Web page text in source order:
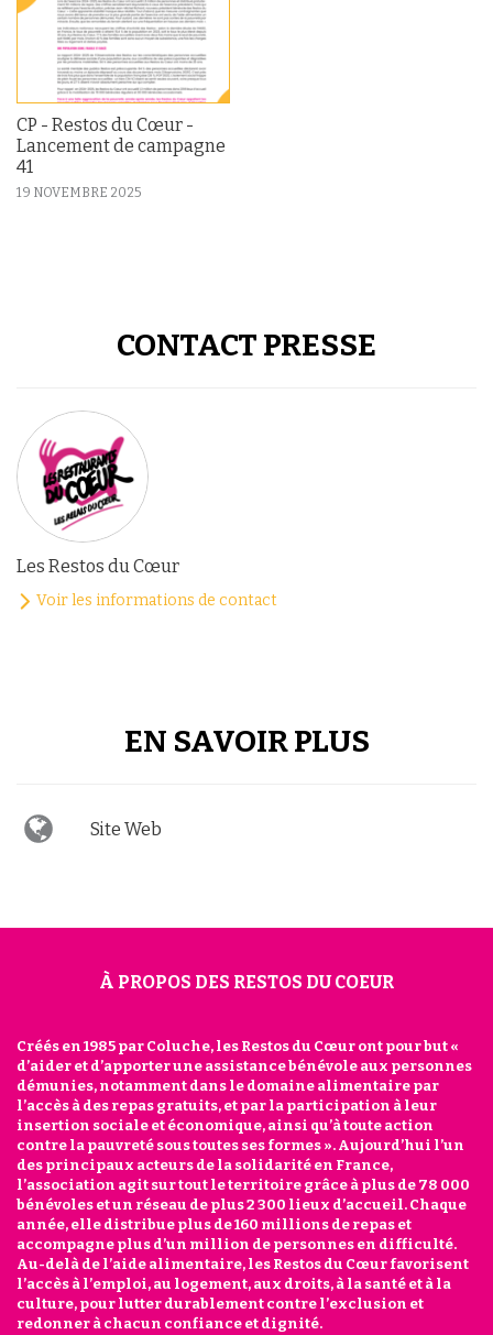
CP - Restos du Cœur -
Lancement de campagne
41
19 NOVEMBRE 2025
CONTACT PRESSE
Les Restos du Cœur
Voir les informations de contact
EN SAVOIR PLUS
Site Web
À PROPOS DES RESTOS DU COEUR
Créés en 1985 par Coluche, les Restos du Cœur ont pour but «
d’aider et d’apporter une assistance bénévole aux personnes
démunies, notamment dans le domaine alimentaire par
l’accès à des repas gratuits, et par la participation à leur
insertion sociale et économique, ainsi qu’à toute action
contre la pauvreté sous toutes ses formes ». Aujourd’hui l’un
des principaux acteurs de la solidarité en France,
l’association agit sur tout le territoire grâce à plus de 78 000
bénévoles et un réseau de plus 2 300 lieux d’accueil. Chaque
année, elle distribue plus de 160 millions de repas et
accompagne plus d’un million de personnes en difficulté.
Au-delà de l’aide alimentaire, les Restos du Cœur favorisent
l’accès à l’emploi, au logement, aux droits, à la santé et à la
culture, pour lutter durablement contre l’exclusion et
redonner à chacun confiance et dignité.